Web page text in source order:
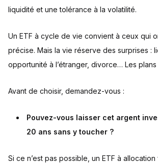
liquidité et une tolérance à la volatilité.
Un ETF à cycle de vie convient à ceux qui
précise. Mais la vie réserve des surprises :
opportunité à l’étranger, divorce… Les plans
Avant de choisir, demandez-vous :
Pouvez-vous laisser cet argent
20 ans sans y toucher ?
Si ce n’est pas possible, un ETF à